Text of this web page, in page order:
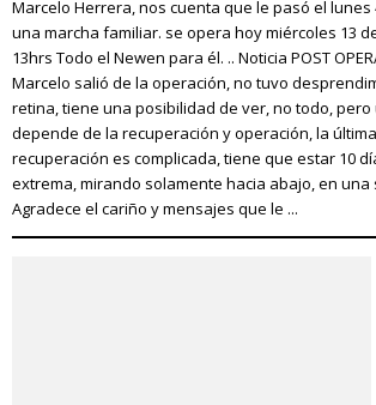
Marcelo Herrera, nos cuenta que le pasó el
una marcha familiar. se opera hoy miércoles 13
13hrs Todo el Newen para él. .. Noticia POST
Marcelo salió de la operación, no tuvo
retina, tiene una posibilidad de ver, no todo,
depende de la recuperación y operación, la
recuperación es complicada, tiene que estar 10
extrema, mirando solamente hacia abajo, en una
Agradece el cariño y mensajes que le ...